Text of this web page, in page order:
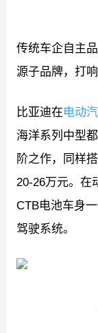
传统车企自主
源子品牌，打
比亚迪在电动
海洋系列中型
阶之作，同样
20-26万元。在
CTB电池车身
驾驶系统。